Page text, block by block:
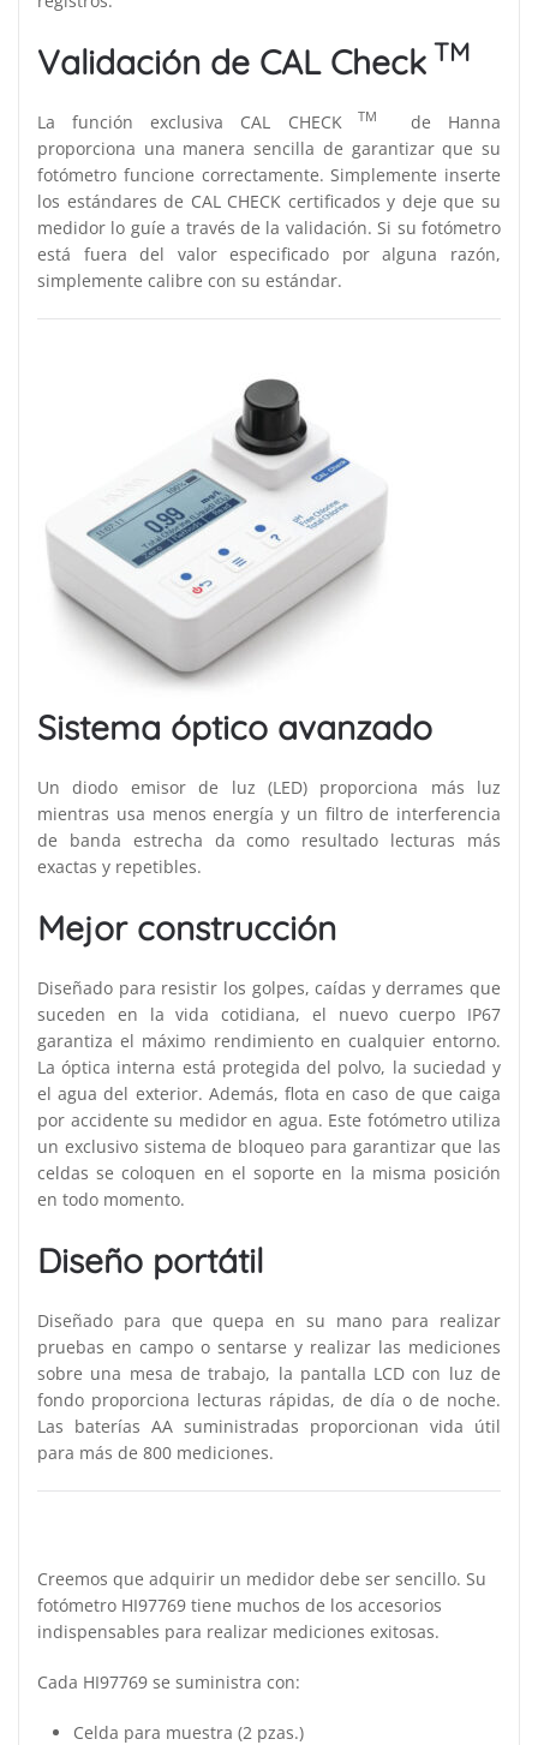
Validación de CAL Check TM
La función exclusiva CAL CHECK TM
de Hanna
proporciona una manera sencilla de garantizar que su
fotómetro funcione correctamente. Simplemente inserte
los estándares de CAL CHECK certificados y deje que su
medidor lo guíe a través de la validación. Si su fotómetro
está fuera del valor especificado por alguna razón,
simplemente calibre con su estándar.
Sistema óptico avanzado
Un diodo emisor de luz (LED) proporciona más luz
mientras usa menos energía y un filtro de interferencia
de banda estrecha da como resultado lecturas más
exactas y repetibles.
Mejor construcción
Diseñado para resistir los golpes, caídas y derrames que
suceden en la vida cotidiana, el nuevo cuerpo IP67
garantiza el máximo rendimiento en cualquier entorno.
La óptica interna está protegida del polvo, la suciedad y
el agua del exterior. Además, flota en caso de que caiga
por accidente su medidor en agua. Este fotómetro utiliza
un exclusivo sistema de bloqueo para garantizar que las
celdas se coloquen en el soporte en la misma posición
en todo momento.
Diseño portátil
Diseñado para que quepa en su mano para realizar
pruebas en campo o sentarse y realizar las mediciones
sobre una mesa de trabajo, la pantalla LCD con luz de
fondo proporciona lecturas rápidas, de día o de noche.
Las baterías AA suministradas proporcionan vida útil
para más de 800 mediciones.
Creemos que adquirir un medidor debe ser sencillo. Su
fotómetro HI97769 tiene muchos de los accesorios
indispensables para realizar mediciones exitosas.
Cada HI97769 se suministra con:
Celda para muestra (2 pzas.)